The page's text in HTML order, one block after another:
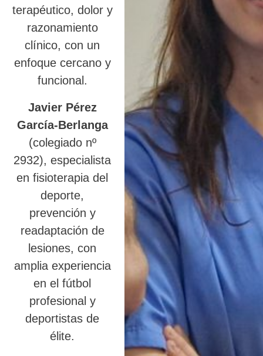
terapéutico, dolor y
razonamiento
clínico, con un
enfoque cercano y
funcional.
Javier Pérez
García-Berlanga
(colegiado nº
2932), especialista
en fisioterapia del
deporte,
prevención y
readaptación de
lesiones, con
amplia experiencia
en el fútbol
profesional y
deportistas de
élite.